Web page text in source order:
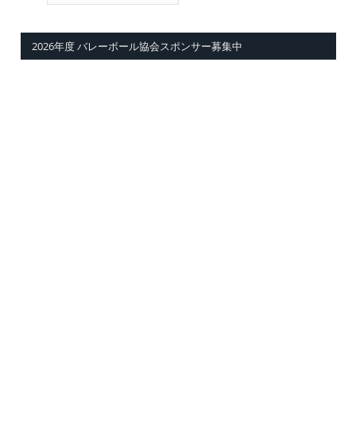
2026年度 バレーボール協会スポンサー募集中